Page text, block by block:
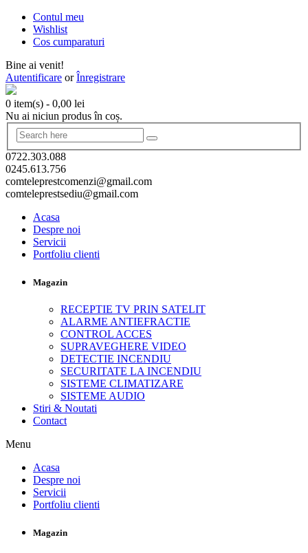
Contul meu
Wishlist
Cos cumparaturi
Bine ai venit!
Autentificare orÎnregistrare
0 item(s) - 0,00 lei
Nu ai niciun produs în coș.
0722.303.088
0245.613.756
comteleprestcomenzi@gmail.com
comteleprestsediu@gmail.com
Acasa
Despre noi
Servicii
Portfoliu clienti
Magazin
RECEPTIE TV PRIN SATELIT
ALARME ANTIEFRACTIE
CONTROL ACCES
SUPRAVEGHERE VIDEO
DETECTIE INCENDIU
SECURITATE LA INCENDIU
SISTEME CLIMATIZARE
SISTEME AUDIO
Stiri & Noutati
Contact
Menu
Acasa
Despre noi
Servicii
Portfoliu clienti
Magazin